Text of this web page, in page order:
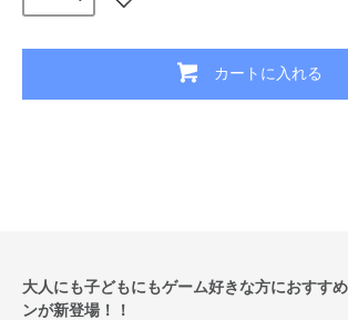
カートに入れる
大人にも子どもにもゲーム好きな方におすす
ンが新登場！！